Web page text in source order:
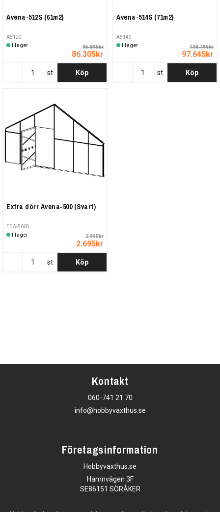
Avena-512S (61m2)
A512S
I lager
95.895kr
86.305kr
st Köp
Avena-514S (71m2)
A514S
I lager
108.495kr
97.645kr
st Köp
Extra dörr Avena-500 (Svart)
EDA-500S
I lager
2.995kr
2.695kr
st Köp
Kontakt
060-741 21 70
info@hobbyvaxthus.se
Företagsinformation
Hobbyvaxthus.se
Hamnvägen 3F
SE86151 SÖRÅKER